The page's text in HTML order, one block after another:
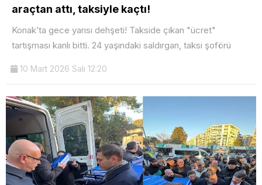
araçtan attı, taksiyle kaçtı!
Konak’ta gece yarısı dehşeti! Takside çıkan "ücret"
tartışması kanlı bitti. 24 yaşındaki saldırgan, taksi şoförü
10 Mart 2026 Salı 12:20